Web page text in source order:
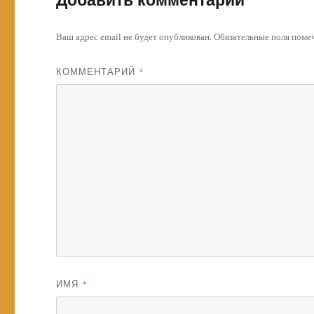
Ваш адрес email не будет опубликован.Обязательные поля
КОММЕНТАРИЙ *
ИМЯ *